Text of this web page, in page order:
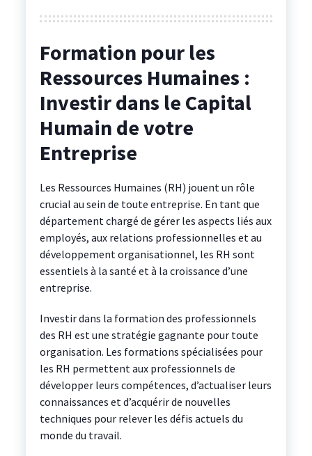
Formation pour les
Ressources Humaines :
Investir dans le Capital
Humain de votre
Entreprise
Les Ressources Humaines (RH) jouent un rôle
crucial au sein de toute entreprise. En tant que
département chargé de gérer les aspects liés aux
employés, aux relations professionnelles et au
développement organisationnel, les RH sont
essentiels à la santé et à la croissance d’une
entreprise.
Investir dans la formation des professionnels
des RH est une stratégie gagnante pour toute
organisation. Les formations spécialisées pour
les RH permettent aux professionnels de
développer leurs compétences, d’actualiser leurs
connaissances et d’acquérir de nouvelles
techniques pour relever les défis actuels du
monde du travail.